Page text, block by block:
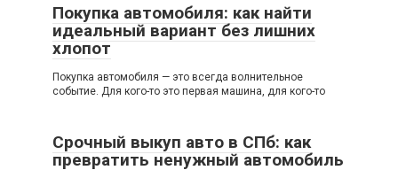
Покупка автомобиля: как найти
идеальный вариант без лишних
хлопот
Покупка автомобиля — это всегда волнительное
событие. Для кого-то это первая машина, для кого-то
Срочный выкуп авто в СПб: как
превратить ненужный автомобиль